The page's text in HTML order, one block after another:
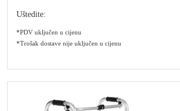
Uštedite:
*PDV uključen u cijenu
*Trošak dostave nije uključen u cijenu